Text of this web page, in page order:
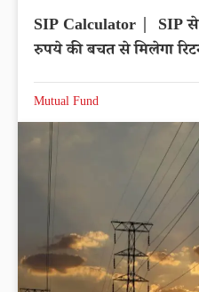
SIP Calculator | SIP से
रुपये की बचत से मिलेगा
Mutual Fund